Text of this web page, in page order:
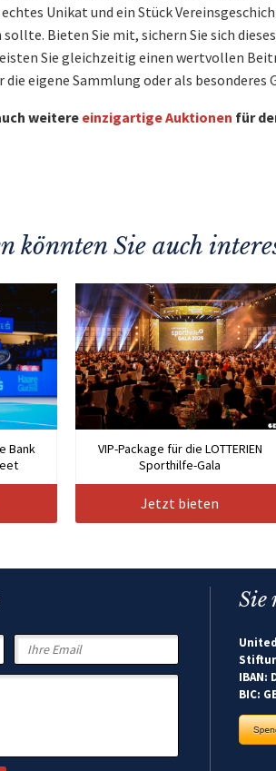
Unikat und ein Stück
Bieten Sie mit, sichern Sie sich dieses
Sie gleichzeitig einen wertvollen
eigene Sammlung oder als besonderes
weitere einzigartige Auktionen für
könnten Sie auch
Bank
VIP-Package für die LOTTERIEN
Sporthilfe-Gala
Jetzt bieten
Sie
IBAN:
BIC: